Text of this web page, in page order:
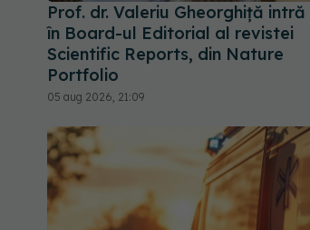
Prof. dr. Valeriu Gheorghiță intră
în Board-ul Editorial al revistei
Scientific Reports, din Nature
Portfolio
05 aug 2026, 21:09